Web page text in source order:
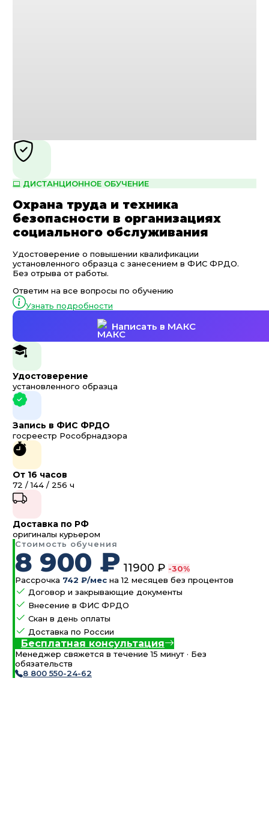
ДИСТАНЦИОННОЕ ОБУЧЕНИЕ
Охрана труда и техника
безопасности в организациях
социального обслуживания
Удостоверение о повышении квалификации
установленного образца с занесением в ФИС ФРДО.
Без отрыва от работы.
Ответим на все вопросы по обучению
Узнать подробности
Написать в МАКС
Удостоверение
установленного образца
Запись в ФИС ФРДО
госреестр Рособрнадзора
От 16 часов
72 / 144 / 256 ч
Доставка по РФ
оригиналы курьером
Стоимость обучения
8 900 ₽ 11900 ₽ -30%
Рассрочка 742 ₽/мес на 12 месяцев без процентов
Договор и закрывающие документы
Внесение в ФИС ФРДО
Скан в день оплаты
Доставка по России
Бесплатная консультация
Менеджер свяжется в течение 15 минут · Без
обязательств
8 800 550-24-62